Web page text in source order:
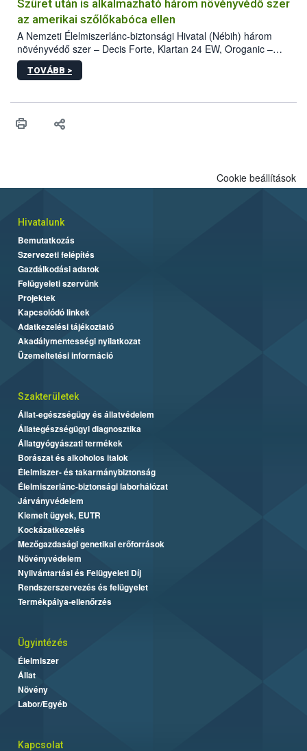
hatósággal is összehangolják a terjedés megállítása érdekében.
Szüret után is alkalmazható három növényvédő szer
az amerikai szőlőkabóca ellen
A Nemzeti Élelmiszerlánc-biztonsági Hivatal (Nébih) három
növényvédő szer – Decis Forte, Klartan 24 EW, Oroganic –
engedélyokiratát módosította, így azok a szüretet követően,
egészen a vesszőérettség (BBCH 91) stádiumáig
érésű szőlőkben is legyen lehetőség a károsító elleni további
felhasználók számára is elérhető és ökológiai termesztésben is
TOVÁBB >
Cookie beállítások
Hivatalunk
Bemutatkozás
Szervezeti felépítés
Gazdálkodási adatok
Felügyeleti szervünk
Projektek
Kapcsolódó linkek
Adatkezelési tájékoztató
Akadálymentességi nyilatkozat
Üzemeltetési információ
Szakterületek
Állat-egészségügy és állatvédelem
Állategészségügyi diagnosztika
Állatgyógyászati termékek
Borászat és alkoholos italok
Élelmiszer- és takarmánybiztonság
Élelmiszerlánc-biztonsági laborhálózat
Járványvédelem
Kiemelt ügyek, EUTR
Kockázatkezelés
Mezőgazdasági genetikai erőforrások
Növényvédelem
Nyilvántartási és Felügyeleti Díj
Rendszerszervezés és felügyelet
Termékpálya-ellenőrzés
Ügyintézés
Élelmiszer
Állat
Növény
Labor/Egyéb
Kapcsolat